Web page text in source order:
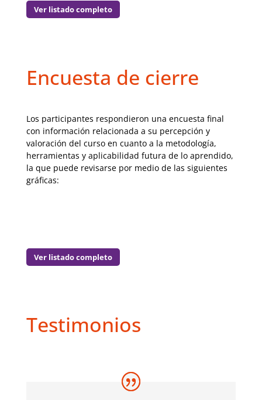
Ver listado completo
Encuesta de cierre
Los participantes respondieron una encuesta final
con información relacionada a su percepción y
valoración del curso en cuanto a la metodología,
herramientas y aplicabilidad futura de lo aprendido,
la que puede revisarse por medio de las siguientes
gráficas:
Ver listado completo
Testimonios